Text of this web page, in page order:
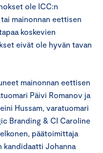
ole ICC:n
mainonnan eettisen
koskevien
eivät ole hyvän tavan
mainonnan eettisen
Päivi Romanov ja
Hussam, varatuomari
Branding & CI Caroline
päätoimittaja
kandidaatti Johanna